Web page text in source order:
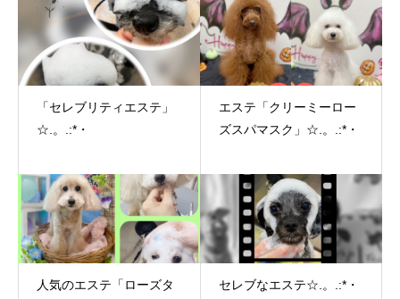
「セレブリティエステ」
☆.。.:*・
エステ「クリーミーロー
ズスパマスク」☆.。.:*・
人気のエステ「ローズタ
セレブなエステ☆.。.:*・